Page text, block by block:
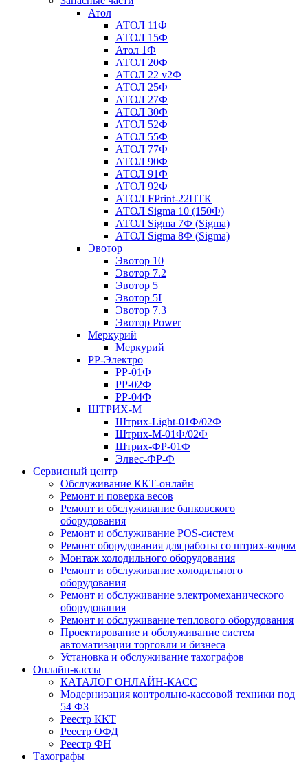
Атол
АТОЛ 11Ф
АТОЛ 15Ф
Атол 1Ф
АТОЛ 20Ф
АТОЛ 22 v2Ф
АТОЛ 25Ф
АТОЛ 27Ф
АТОЛ 30Ф
АТОЛ 52Ф
АТОЛ 55Ф
АТОЛ 77Ф
АТОЛ 90Ф
АТОЛ 91Ф
АТОЛ 92Ф
АТОЛ FPrint-22ПТК
АТОЛ Sigma 10 (150Ф)
АТОЛ Sigma 7Ф (Sigma)
АТОЛ Sigma 8Ф (Sigma)
Эвотор
Эвотор 10
Эвотор 7.2
Эвотор 5
Эвотор 5I
Эвотор 7.3
Эвотор Power
Меркурий
Меркурий
РР-Электро
РР-01Ф
РР-02Ф
РР-04Ф
ШТРИХ-М
Штрих-Light-01Ф/02Ф
Штрих-М-01Ф/02Ф
Штрих-ФР-01Ф
Элвес-ФР-Ф
Сервисный центр
Обслуживание ККТ-онлайн
Ремонт и поверка весов
Ремонт и обслуживание банковского
оборудования
Ремонт и обслуживание POS-систем
Ремонт оборудования для работы со штрих-кодом
Монтаж холодильного оборудования
Ремонт и обслуживание холодильного
оборудования
Ремонт и обслуживание электромеханического
оборудования
Ремонт и обслуживание теплового оборудования
Проектирование и обслуживание систем
автоматизации торговли и бизнеса
Установка и обслуживание тахографов
Онлайн-кассы
КАТАЛОГ ОНЛАЙН-КАСС
Модернизация контрольно-кассовой техники под
54 ФЗ
Реестр ККТ
Реестр ОФД
Реестр ФН
Тахографы